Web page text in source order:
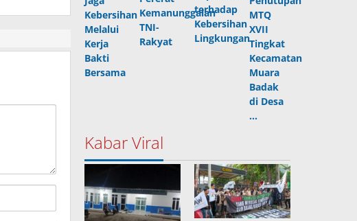
Kebersihan
Melalui
Kerja
Bakti
Bersama
Kemanunggalan
TNI-
Rakyat
terhadap
Kebersihan
Lingkungan
MTQ
XVII
Tingkat
Kecamatan
Muara
Badak
di Desa
…
Kabar Viral